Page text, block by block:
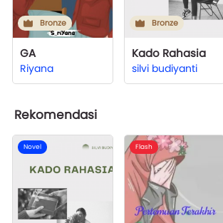
Bronze
GA
Riyana
Bronze
Kado Rahasia
silvi budiyanti
Rekomendasi
Novel Flash